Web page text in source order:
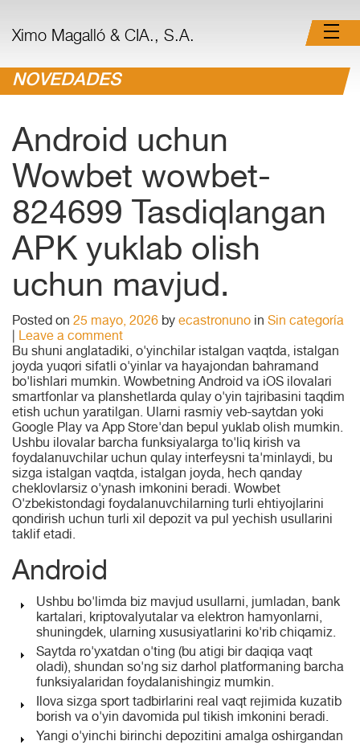
Ximo Magalló & CIA., S.A.
NOVEDADES
Android uchun
Wowbet wowbet-
824699 Tasdiqlangan
APK yuklab olish
uchun mavjud.
Posted on 25 mayo, 2026 by ecastronuno in Sin categoría
Leave a comment
Bu shuni anglatadiki, o'yinchilar istalgan vaqtda, istalgan
joyda yuqori sifatli o'yinlar va hayajondan bahramand
bo'lishlari mumkin. Wowbetning Android va iOS ilovalari
smartfonlar va planshetlarda qulay o'yin tajribasini taqdim
etish uchun yaratilgan. Ularni rasmiy veb-saytdan yoki
Google Play va App Store'dan bepul yuklab olish mumkin.
Ushbu ilovalar barcha funksiyalarga to'liq kirish va
foydalanuvchilar uchun qulay interfeysni ta'minlaydi, bu
sizga istalgan vaqtda, istalgan joyda, hech qanday
cheklovlarsiz o'ynash imkonini beradi. Wowbet
O'zbekistondagi foydalanuvchilarning turli ehtiyojlarini
qondirish uchun turli xil depozit va pul yechish usullarini
taklif etadi.
Android
Ushbu bo'limda biz mavjud usullarni, jumladan, bank
kartalari, kriptovalyutalar va elektron hamyonlarni,
shuningdek, ularning xususiyatlarini ko'rib chiqamiz.
Saytda ro'yxatdan o'ting (bu atigi bir daqiqa vaqt
oladi), shundan so'ng siz darhol platformaning barcha
funksiyalaridan foydalanishingiz mumkin.
Ilova sizga sport tadbirlarini real vaqt rejimida kuzatib
borish va o'yin davomida pul tikish imkonini beradi.
Yangi o'yinchi birinchi depozitini amalga oshirgandan